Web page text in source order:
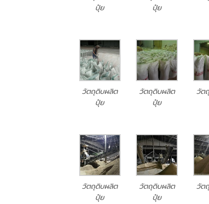
ปุ๋ย
ปุ๋ย
วัตถุดิบผลิต
ปุ๋ย
วัตถุดิบผลิต
ปุ๋ย
วัต
วัตถุดิบผลิต
ปุ๋ย
วัตถุดิบผลิต
ปุ๋ย
วัต